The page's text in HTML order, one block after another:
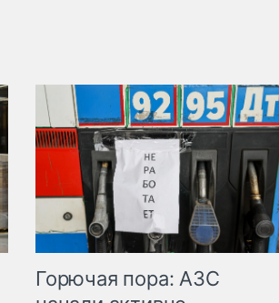
Горючая пора: АЗС